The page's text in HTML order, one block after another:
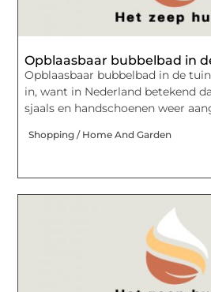
Opblaasbaar bubbelbad in
Opblaasbaar bubbelbad in de
in, want in Nederland betekend
sjaals en handschoenen weer
Shopping / Home And Garden